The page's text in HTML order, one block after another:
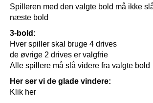
Spilleren med den valgte bold må ikke
næste bold
3-bold:
Hver spiller skal bruge 4 drives
de øvrige 2 drives er valgfrie
Alle spillere må slå videre fra valgte bold
Her ser vi de glade vindere:
Klik her